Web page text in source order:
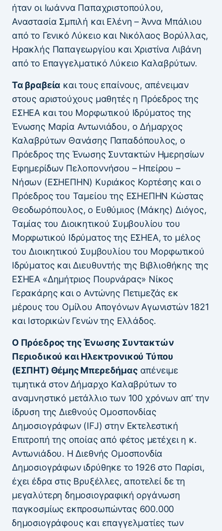
ήταν οι Ιωάννα Παπαχριστοπούλου,
Αναστασία Σμπιλή και Ελένη – Άννα Μπάλιου
από το Γενικό Λύκειο και Νικόλαος Βορύλλας,
Ηρακλής Παπαγεωργίου και Χριστίνα Λιβάνη
από το Επαγγελματικό Λύκειο Καλαβρύτων.
Τα βραβεία και τους επαίνους, απένειμαν
στους αριστούχους μαθητές η Πρόεδρος της
ΕΣΗΕΑ και του Μορφωτικού Ιδρύματος της
Ένωσης Μαρία Αντωνιάδου, ο Δήμαρχος
Καλαβρύτων Θανάσης Παπαδόπουλος, ο
Πρόεδρος της Ένωσης Συντακτών Ημερησίων
Εφημερίδων Πελοποννήσου – Ηπείρου –
Νήσων (ΕΣΗΕΠΗΝ) Κυριάκος Κορτέσης και ο
Πρόεδρος του Ταμείου της ΕΣΗΕΠΗΝ Κώστας
Θεοδωρόπουλος, ο Ευθύμιος (Μάκης) Διόγος,
Ταμίας του Διοικητικού Συμβουλίου του
Μορφωτικού Ιδρύματος της ΕΣΗΕΑ, το μέλος
του Διοικητικού Συμβουλίου του Μορφωτικού
Ιδρύματος και Διευθυντής της Βιβλιοθήκης της
ΕΣΗΕΑ «Δημήτριος Πουρνάρας» Νίκος
Γερακάρης και ο Αντώνης Πετιμεζάς εκ
μέρους του Ομίλου Απογόνων Αγωνιστών 1821
και Ιστορικών Γενών της Ελλάδος.
Ο Πρόεδρος της Ένωσης Συντακτών
Περιοδικού και Ηλεκτρονικού Τύπου
(ΕΣΠΗΤ) Θέμης Μπερεδήμαςαπένειμε
τιμητικά στον Δήμαρχο Καλαβρύτων το
αναμνηστικό μετάλλιο των 100 χρόνων απ’ την
ίδρυση της Διεθνούς Ομοσπονδίας
Δημοσιογράφων (IFJ) στην Εκτελεστική
Επιτροπή της οποίας από φέτος μετέχει η κ.
Αντωνιάδου. Η Διεθνής Ομοσπονδία
Δημοσιογράφων ιδρύθηκε το 1926 στο Παρίσι,
έχει έδρα στις Βρυξέλλες, αποτελεί δε τη
μεγαλύτερη δημοσιογραφική οργάνωση
παγκοσμίως εκπροσωπώντας 600.000
δημοσιογράφους και επαγγελματίες των